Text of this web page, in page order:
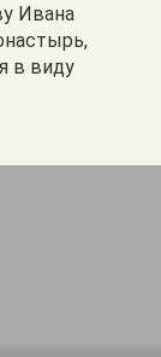
Ивана
в виду